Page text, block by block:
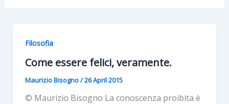
Filosofia
Come essere felici, veramente.
Maurizio Bisogno/26 April 2015
© Maurizio Bisogno La conoscenza proibita è